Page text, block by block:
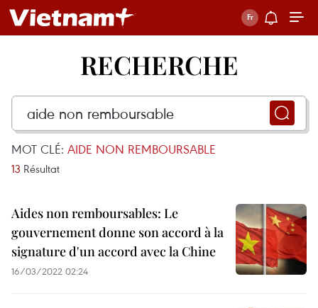
RECHERCHE
MOT CLÉ: AIDE NON REMBOURSABLE
13 Résultat
Aides non remboursables: Le
gouvernement donne son accord à la
signature d'un accord avec la Chine
16/03/2022 02:24